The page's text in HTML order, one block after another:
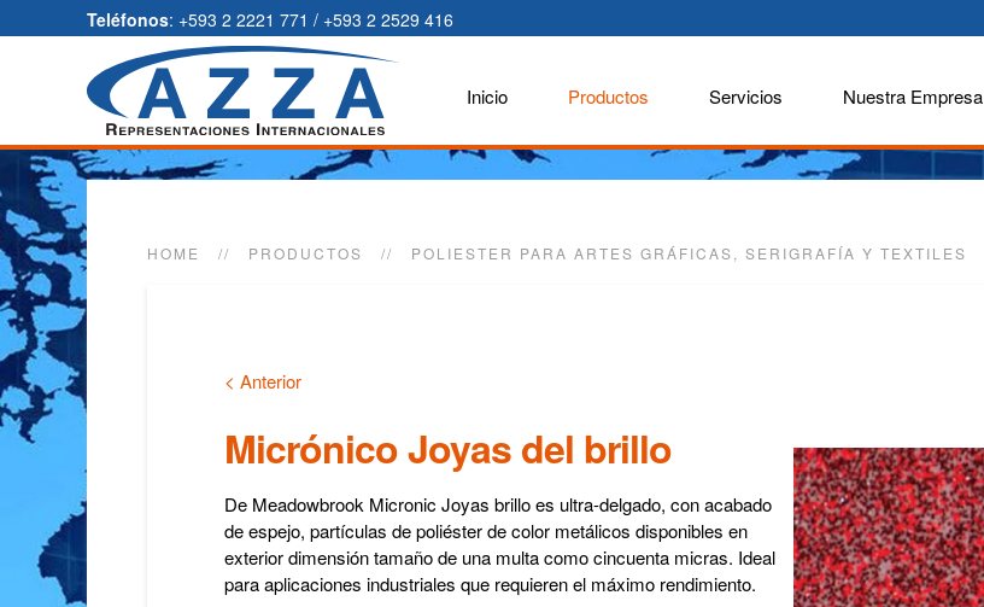
Teléfonos: +593 2 2221 771 / +593 2 2529 416
Inicio Productos Servicios Nuestra Empresa
HOME PRODUCTOS POLIESTER PARA ARTES GRÁFICAS, SERIGRAFÍA Y TEXTILES
< Anterior
Micrónico Joyas del brillo
De Meadowbrook Micronic Joyas brillo es ultra-delgado, con acabado
de espejo, partículas de poliéster de color metálicos disponibles en
exterior dimensión tamaño de una multa como cincuenta micras. Ideal
para aplicaciones industriales que requieren el máximo rendimiento.